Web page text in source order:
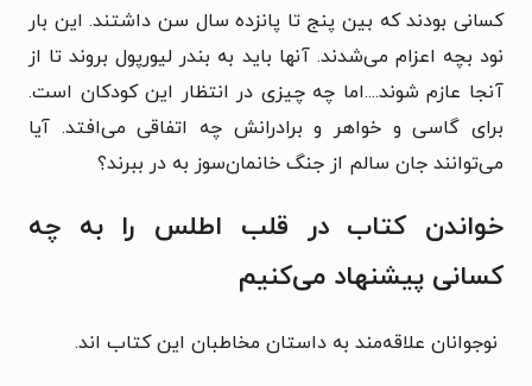
کسانی بودند که بین پنج تا پانزده سال سن داشتند. این بار
نود بچه اعزام می‌شدند. آنها باید به بندر لیورپول بروند تا از
آنجا عازم شوند....اما چه چیزی در انتظار این کودکان است.
برای گاسی و خواهر و برادرانش چه اتفاقی می‌افتد. آیا
می‌توانند جان سالم از جنگ خانمان‌سوز به در ببرند؟
خواندن کتاب در قلب اطلس را به چه
کسانی پیشنهاد می‌کنیم
نوجوانان علاقه‌مند به داستان مخاطبان این کتاب اند.